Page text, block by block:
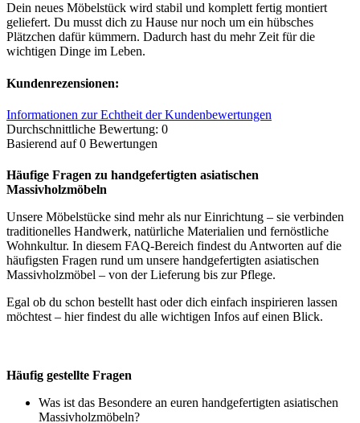
Dein neues Möbelstück wird stabil und komplett fertig montiert
geliefert. Du musst dich zu Hause nur noch um ein hübsches
Plätzchen dafür kümmern. Dadurch hast du mehr Zeit für die
wichtigen Dinge im Leben.
Kundenrezensionen:
Informationen zur Echtheit der Kundenbewertungen
Durchschnittliche Bewertung: 0
Basierend auf 0 Bewertungen
Häufige Fragen zu handgefertigten asiatischen
Massivholzmöbeln
Unsere Möbelstücke sind mehr als nur Einrichtung – sie verbinden
traditionelles Handwerk, natürliche Materialien und fernöstliche
Wohnkultur. In diesem FAQ-Bereich findest du Antworten auf die
häufigsten Fragen rund um unsere handgefertigten asiatischen
Massivholzmöbel – von der Lieferung bis zur Pflege.
Egal ob du schon bestellt hast oder dich einfach inspirieren lassen
möchtest – hier findest du alle wichtigen Infos auf einen Blick.
Häufig gestellte Fragen
Was ist das Besondere an euren handgefertigten asiatischen
Massivholzmöbeln?